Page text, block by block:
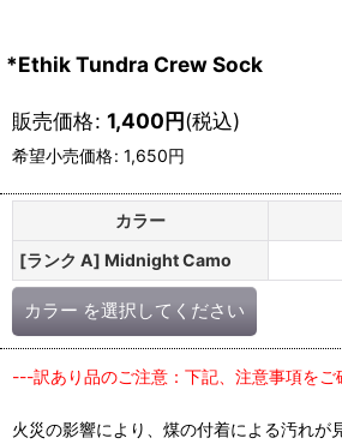
*Ethik Tundra Crew Sock
販売価格: 1,400円(税込)
希望小売価格: 1,650円
カラー
[ランク A] Midnight Camo
カラー を選択してください
---訳あり品のご注意：下記、注意事項を
火災の影響により、煤の付着による汚れが